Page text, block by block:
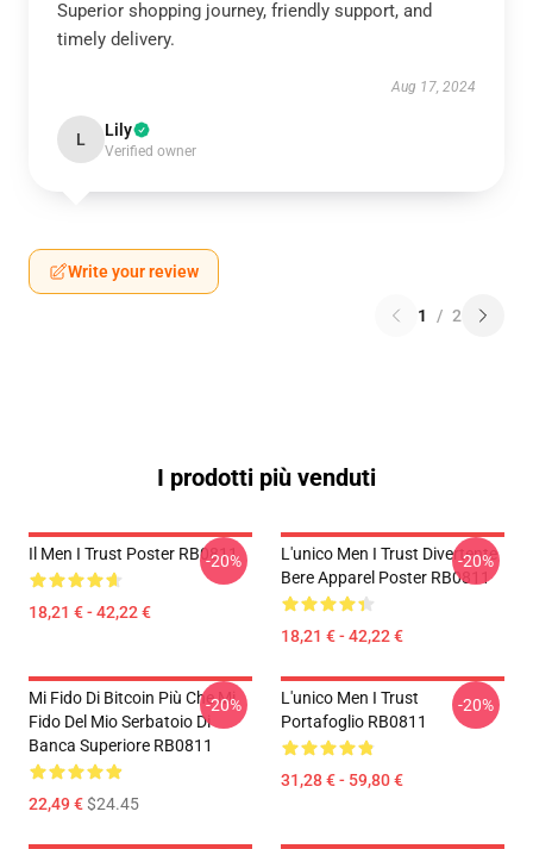
Superior shopping journey, friendly support, and
timely delivery.
Aug 17, 2024
L Lily
Verified owner
Write your review
1 / 2
I prodotti più venduti
Il Men I Trust Poster RB0811
18,21 € - 42,22 €
-20%
L'unico Men I Trust Divertente
Bere Apparel Poster RB0811
18,21 € - 42,22 €
-20%
Mi Fido Di Bitcoin Più Che Mi
Fido Del Mio Serbatoio Di
Banca Superiore RB0811
22,49 €$24.45
-20%
L'unico Men I Trust
Portafoglio RB0811
31,28 € - 59,80 €
-20%